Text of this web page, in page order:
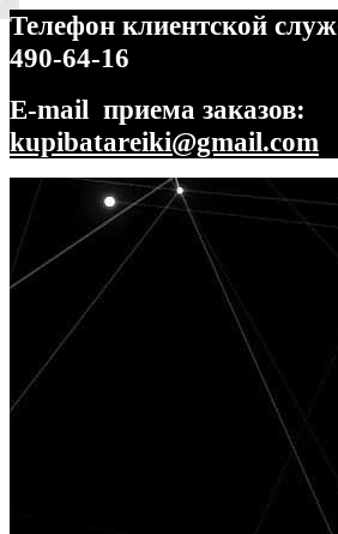
Телефон клиентской
490-64-16
E-mail приема заказов:
kupibatareiki@gmail.com
Перейти
навигации
Перейти
содержимому